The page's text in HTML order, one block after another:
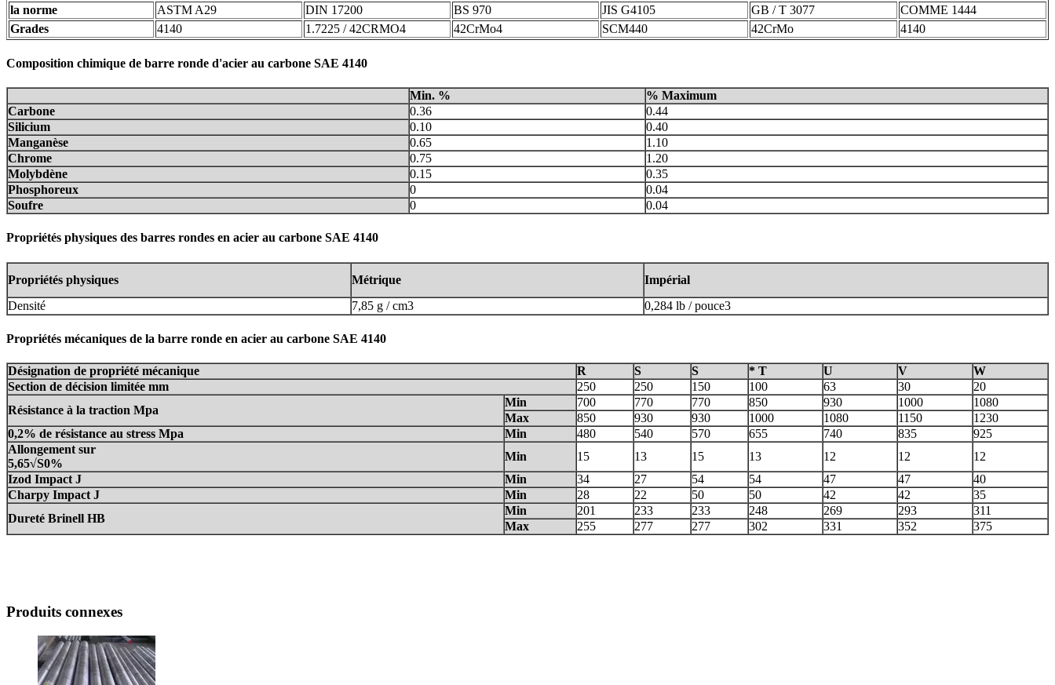
la norme
ASTM A29 DIN 17200 BS 970 JIS G4105 GB / T 3077
COMME 1444
Grades
4140 1.7225 / 42CRMO4 42CrMo4 SCM440 42CrMo 4140
Composition chimique de barre ronde d'acier au carbone SAE 4140
Min. %
% Maximum
Carbone
0.36
0.44
Silicium
0.10
0.40
Manganèse
0.65
1.10
Chrome
0.75
1.20
Molybdène
0.15
0.35
Phosphoreux
0
0.04
Soufre
0 0.04
Propriétés physiques des barres rondes en acier au carbone SAE 4140
Propriétés physiques Métrique
Impérial
Densité
7,85 g / cm3 0,284 lb / pouce3
Propriétés mécaniques de la barre ronde en acier au carbone SAE 4140
Désignation de propriété mécanique R S S * T U V
W
Section de décision limitée mm
250 250 150 100 63 30
20
Résistance à la traction Mpa
Min 700 770 770 850 930 1000
1080
Max
850 930 930 1000 1080 1150
1230
0,2% de résistance au stress Mpa
Min 480 540 570 655 740 835
925
Allongement sur
5,65√S0%
Min 15 13 15 13 12 12
12
Izod Impact J
Min 34 27 54 54 47 47
40
Charpy Impact J
Min 28 22 50 50 42 42
35
Dureté Brinell HB
Min 201 233 233 248 269 293
311
Max
255 277 277 302 331 352 375
Produits connexes